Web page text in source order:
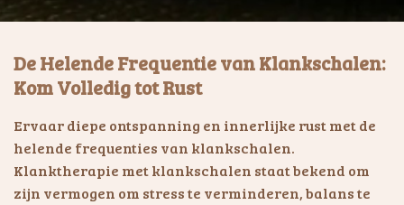
De Helende Frequentie van Klankschalen:
Kom Volledig tot Rust
Ervaar diepe ontspanning en innerlijke rust met de
helende frequenties van klankschalen.
Klanktherapie met klankschalen staat bekend om
zijn vermogen om stress te verminderen, balans te